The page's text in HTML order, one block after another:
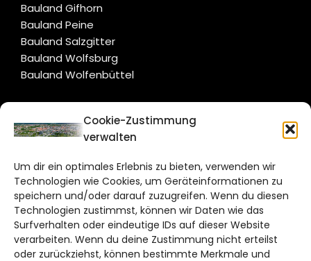
Cookie-Zustimmung
verwalten
Um dir ein optimales Erlebnis zu bieten, verwenden wir
Technologien wie Cookies, um Geräteinformationen zu
speichern und/oder darauf zuzugreifen. Wenn du diesen
Technologien zustimmst, können wir Daten wie das
Surfverhalten oder eindeutige IDs auf dieser Website
verarbeiten. Wenn du deine Zustimmung nicht erteilst
oder zurückziehst, können bestimmte Merkmale und
Bauland Gifhorn
Bauland Peine
Bauland Salzgitter
Bauland Wolfsburg
Bauland Wolfenbüttel
CITYLIFE!
Bruchtorwall 12
38100 Braunschweig
Telefon: 0531 387220 – 65
DAS STADTMAGAZIN FÜR